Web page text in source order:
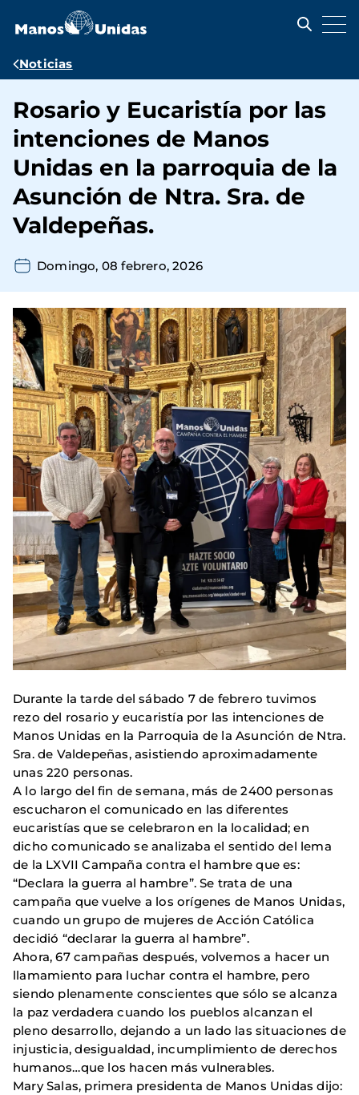
contenido
Ruta
navegación
Noticias
Rosario y Eucaristía por las
intenciones de Manos
Unidas en la parroquia de la
Asunción de Ntra. Sra. de
Valdepeñas.
Domingo, 08 febrero, 2026
Durante la tarde del sábado 7 de febrero tuvimos
rezo del rosario y eucaristía por las intenciones de
Manos Unidas en la Parroquia de la Asunción de Ntra.
Sra. de Valdepeñas, asistiendo aproximadamente
unas 220 personas.
A lo largo del fin de semana, más de 2400 personas
escucharon el comunicado en las diferentes
eucaristías que se celebraron en la localidad; en
dicho comunicado se analizaba el sentido del lema
de la LXVII Campaña contra el hambre que es:
“Declara la guerra al hambre”. Se trata de una
campaña que vuelve a los orígenes de Manos Unidas,
cuando un grupo de mujeres de Acción Católica
decidió “declarar la guerra al hambre”.
Ahora, 67 campañas después, volvemos a hacer un
llamamiento para luchar contra el hambre, pero
siendo plenamente conscientes que sólo se alcanza
la paz verdadera cuando los pueblos alcanzan el
pleno desarrollo, dejando a un lado las situaciones de
injusticia, desigualdad, incumplimiento de derechos
humanos…que los hacen más vulnerables.
Mary Salas, primera presidenta de Manos Unidas dijo: